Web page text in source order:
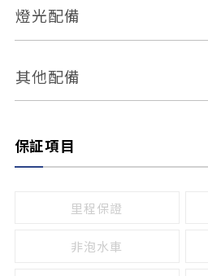
倒車雷達
無
引擎啟閉系統
燈光配備
感應頭燈
頭燈光源
其他配備
保証項目
里程保證
非泡水車